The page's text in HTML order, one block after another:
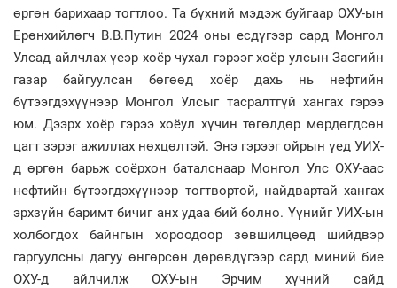
өргөн барихаар тогтлоо. Та бүхний мэдэж буйгаар ОХУ-ын
Ерөнхийлөгч В.В.Путин 2024 оны есдүгээр сард Монгол
Улсад айлчлах үеэр хоёр чухал гэрээг хоёр улсын Засгийн
газар байгуулсан бөгөөд хоёр дахь нь нефтийн
бүтээгдэхүүнээр Монгол Улсыг тасралтгүй хангах гэрээ
юм. Дээрх хоёр гэрээ хоёул хүчин төгөлдөр мөрдөгдсөн
цагт зэрэг ажиллах нөхцөлтэй. Энэ гэрээг ойрын үед УИХ-
д өргөн барьж соёрхон баталснаар Монгол Улс ОХУ-аас
нефтийн бүтээгдэхүүнээр тогтвортой, найдвартай хангах
эрхзүйн баримт бичиг анх удаа бий болно. Үүнийг УИХ-ын
холбогдох байнгын хороодоор зөвшилцөөд шийдвэр
гаргуулсны дагуу өнгөрсөн дөрөвдүгээр сард миний бие
ОХУ-д айлчилж ОХУ-ын Эрчим хүчний сайд